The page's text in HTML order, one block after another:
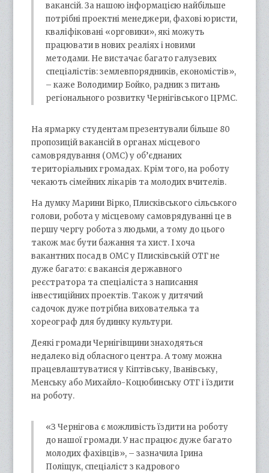
вакансій. За нашою інформацією найбільше
потрібні проектні менеджери, фахові юристи,
кваліфіковані «орговики», які можуть
працювати в нових реаліях і новими
методами. Не вистачає багато галузевих
спеціалістів: землевпорядників, економістів»,
– каже Володимир Бойко, радник з питань
регіонального розвитку Чернігівського ЦРМС.
На ярмарку студентам презентували більше 80
пропозицій вакансій в органах місцевого
самоврядування (ОМС) у об’єднаних
територіальних громадах. Крім того, на роботу
чекають сімейних лікарів та молодих вчителів.
На думку Марини Вірко, Плисківського сільського
голови, робота у місцевому самоврядуванні це в
першу чергу робота з людьми, а тому до цього
також має бути бажання та хист. І хоча
вакантних посад в ОМС у Плисківській ОТГ не
дуже багато: є вакансія державного
реєстратора та спеціаліста з написання
інвестиційних проектів. Також у дитячий
садочок дуже потрібна вихователька та
хореограф для будинку культури.
Деякі громади Чернігівщини знаходяться
недалеко від обласного центра. А тому можна
працевлаштуватися у Кіптівську, Іванівську,
Менську або Михайло-Коцюбинську ОТГ і їздити
на роботу.
«З Чернігова є можливість їздити на роботу
до нашої громади. У нас працює дуже багато
молодих фахівців», – зазначила Ірина
Поліщук, спеціаліст з кадрового